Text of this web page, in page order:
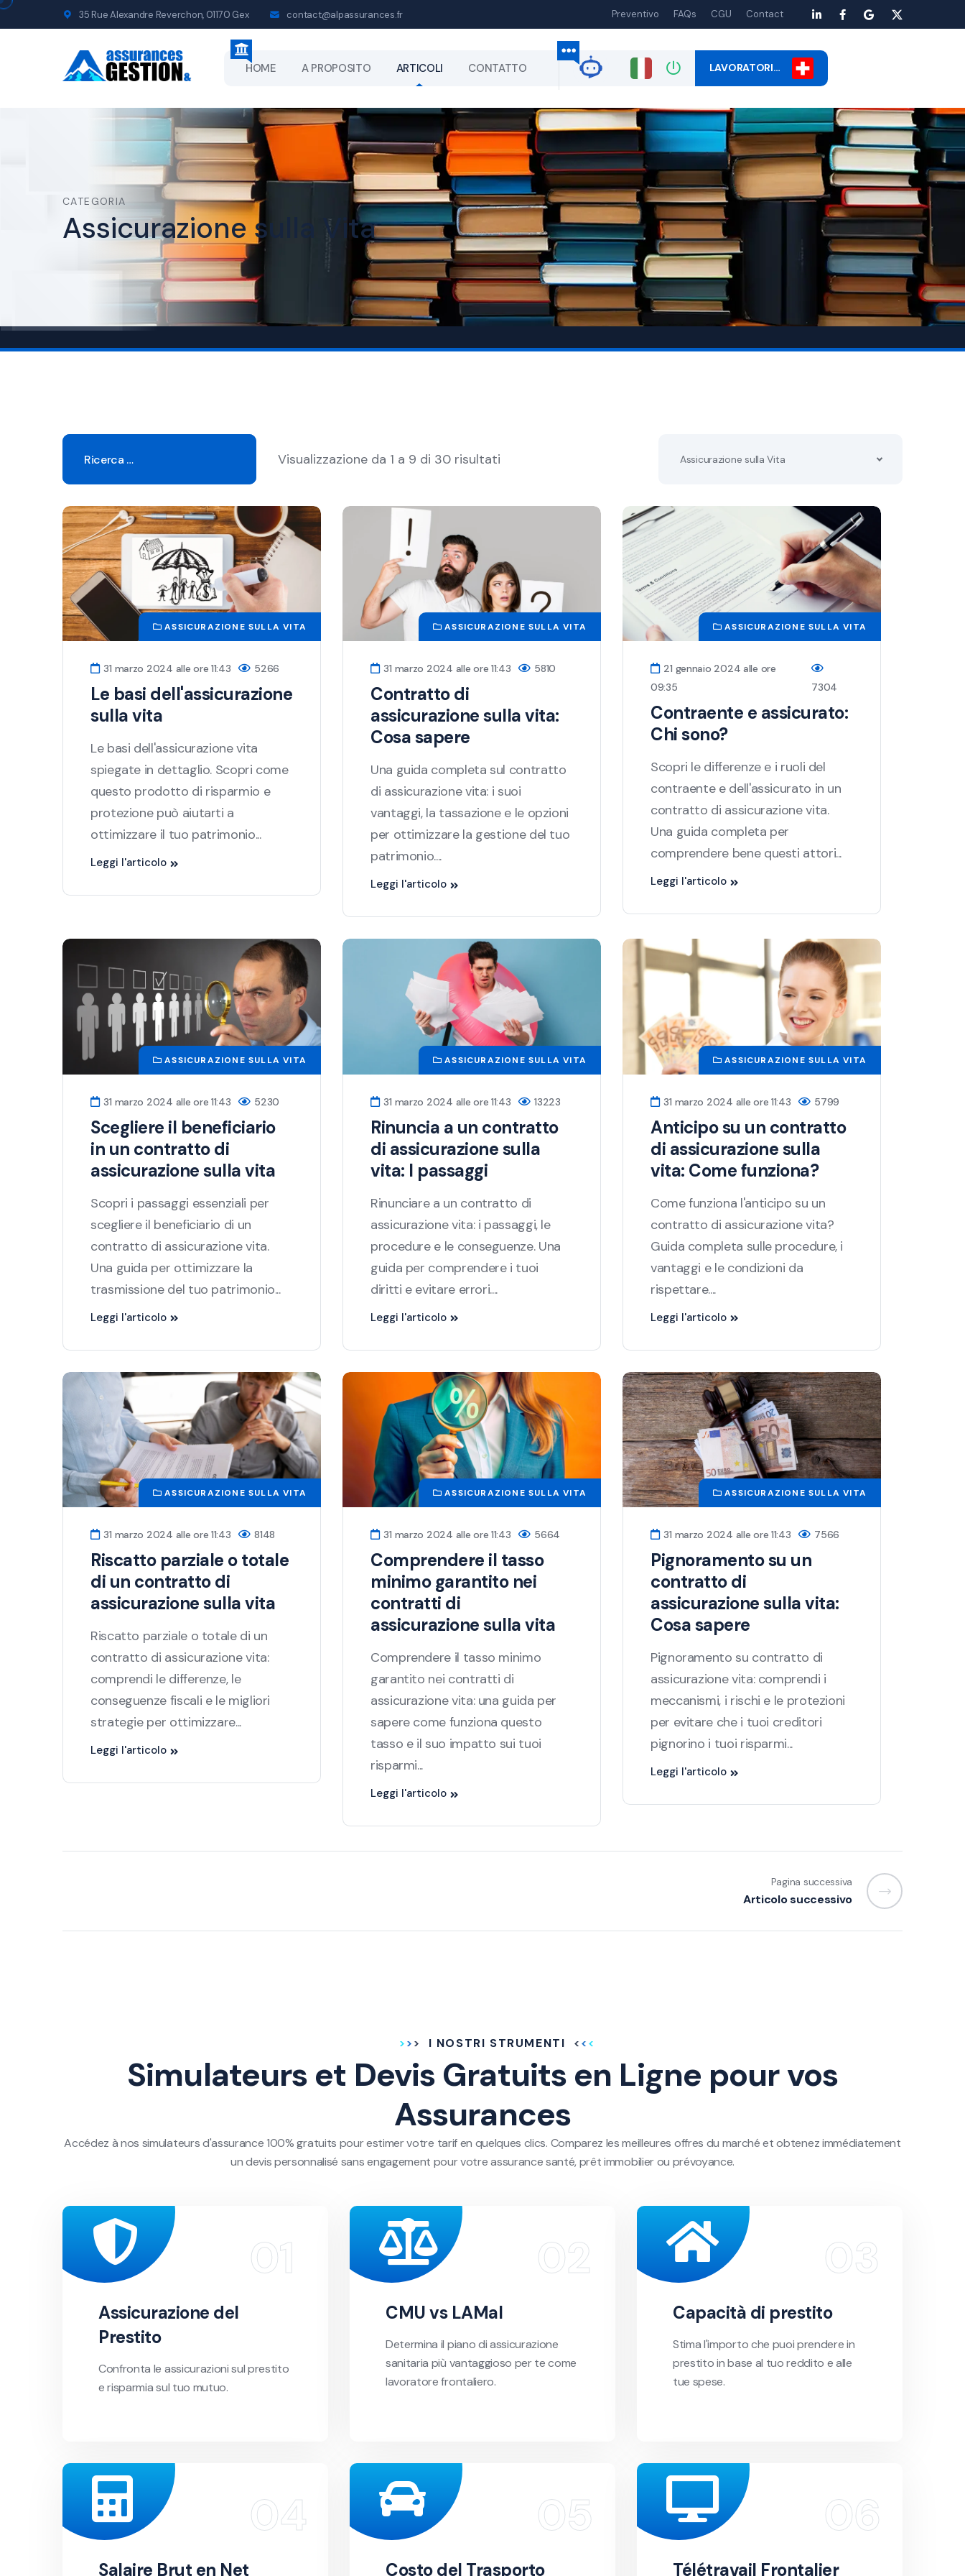
35 Rue Alexandre Reverchon, 01170 Gex contact@alpassurances.fr Preventivo FAQs CGU Contact
HOME A PROPOSITO ARTICOLI CONTATTO LAVORATORI…
CATEGORIA
Assicurazione sulla Vita
Visualizzazione da 1 a 9 di 30 risultati Assicurazione sulla Vita
ASSICURAZIONE SULLA VITA
31 marzo 2024 alle ore 11:43 5266
Le basi dell'assicurazione
sulla vita
Le basi dell'assicurazione vita
spiegate in dettaglio. Scopri come
questo prodotto di risparmio e
protezione può aiutarti a
ottimizzare il tuo patrimonio...
Leggi l'articolo
ASSICURAZIONE SULLA VITA
31 marzo 2024 alle ore 11:43 5810
Contratto di
assicurazione sulla vita:
Cosa sapere
Una guida completa sul contratto
di assicurazione vita: i suoi
vantaggi, la tassazione e le opzioni
per ottimizzare la gestione del tuo
patrimonio....
Leggi l'articolo
ASSICURAZIONE SULLA VITA
21 gennaio 2024 alle ore
09:35
7304
Contraente e assicurato:
Chi sono?
Scopri le differenze e i ruoli del
contraente e dell'assicurato in un
contratto di assicurazione vita.
Una guida completa per
comprendere bene questi attori...
Leggi l'articolo
ASSICURAZIONE SULLA VITA
31 marzo 2024 alle ore 11:43 5230
Scegliere il beneficiario
in un contratto di
assicurazione sulla vita
Scopri i passaggi essenziali per
scegliere il beneficiario di un
contratto di assicurazione vita.
Una guida per ottimizzare la
trasmissione del tuo patrimonio...
Leggi l'articolo
ASSICURAZIONE SULLA VITA
31 marzo 2024 alle ore 11:43 13223
Rinuncia a un contratto
di assicurazione sulla
vita: I passaggi
Rinunciare a un contratto di
assicurazione vita: i passaggi, le
procedure e le conseguenze. Una
guida per comprendere i tuoi
diritti e evitare errori....
Leggi l'articolo
ASSICURAZIONE SULLA VITA
31 marzo 2024 alle ore 11:43 5799
Anticipo su un contratto
di assicurazione sulla
vita: Come funziona?
Come funziona l'anticipo su un
contratto di assicurazione vita?
Guida completa sulle procedure, i
vantaggi e le condizioni da
rispettare....
Leggi l'articolo
ASSICURAZIONE SULLA VITA
31 marzo 2024 alle ore 11:43 8148
Riscatto parziale o totale
di un contratto di
assicurazione sulla vita
Riscatto parziale o totale di un
contratto di assicurazione vita:
comprendi le differenze, le
conseguenze fiscali e le migliori
strategie per ottimizzare...
Leggi l'articolo
ASSICURAZIONE SULLA VITA
31 marzo 2024 alle ore 11:43 5664
Comprendere il tasso
minimo garantito nei
contratti di
assicurazione sulla vita
Comprendere il tasso minimo
garantito nei contratti di
assicurazione vita: una guida per
sapere come funziona questo
tasso e il suo impatto sui tuoi
risparmi...
Leggi l'articolo
ASSICURAZIONE SULLA VITA
31 marzo 2024 alle ore 11:43 7566
Pignoramento su un
contratto di
assicurazione sulla vita:
Cosa sapere
Pignoramento su contratto di
assicurazione vita: comprendi i
meccanismi, i rischi e le protezioni
per evitare che i tuoi creditori
pignorino i tuoi risparmi...
Leggi l'articolo
Pagina successiva
Articolo successivo
I NOSTRI STRUMENTI
Simulateurs et Devis Gratuits en Ligne pour vos
Assurances
Accédez à nos simulateurs d'assurance 100% gratuits pour estimer votre tarif en quelques clics. Comparez les meilleures offres du marché et obtenez immédiatement
un devis personnalisé sans engagement pour votre assurance santé, prêt immobilier ou prévoyance.
Assicurazione del
Prestito
Confronta le assicurazioni sul prestito
e risparmia sul tuo mutuo.
CMU vs LAMal
Determina il piano di assicurazione
sanitaria più vantaggioso per te come
lavoratore frontaliero.
Capacità di prestito
Stima l'importo che puoi prendere in
prestito in base al tuo reddito e alle
tue spese.
Salaire Brut en Net Costo del Trasporto Télétravail Frontalier